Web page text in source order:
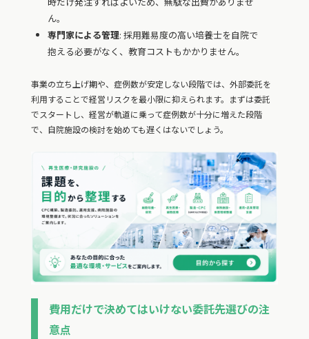
ん。
専門家による管理: 採用難易度の高い培養士を自院で
抱える必要がなく、教育コストもかかりません。
事業の立ち上げ期や、症例数が安定しない段階では、外部委託を
利用することで経営リスクを最小限に抑えられます。まずは委託
でスタートし、経営が軌道に乗って症例数が十分に増えた段階
で、自院施設の検討を始めても遅くはないでしょう。
費用だけで決めてはいけない委託先選びの注
意点